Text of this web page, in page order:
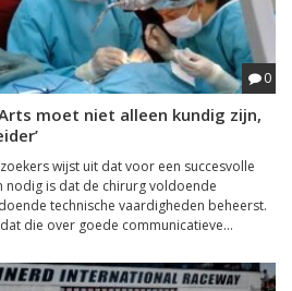
0
moet niet alleen kundig zijn,
wijst uit dat voor een succesvolle
nodig is dat de chirurg voldoende
technische vaardigheden beheerst.
die over goede communicatieve...